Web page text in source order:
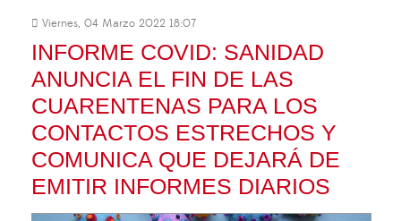
Viernes, 04 Marzo 2022 18:07
INFORME COVID: SANIDAD
ANUNCIA EL FIN DE LAS
CUARENTENAS PARA LOS
CONTACTOS ESTRECHOS Y
COMUNICA QUE DEJARÁ DE
EMITIR INFORMES DIARIOS